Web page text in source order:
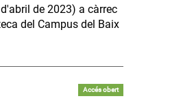
de 2023) a càrrec
del Campus del Baix
Accés obert